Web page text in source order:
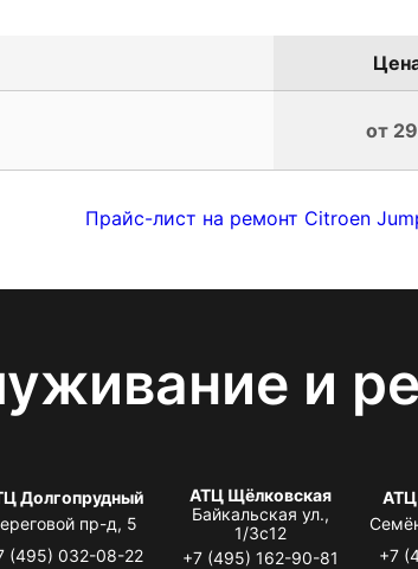
от
Прайс-лист на ремонт Citroen
и
Долгопрудный
пр-д, 5
(495) 032-08-22
АТЦ Щёлковская
Байкальская ул.,
1/3с12
+7 (495) 162-90-81
АТЦ
+7